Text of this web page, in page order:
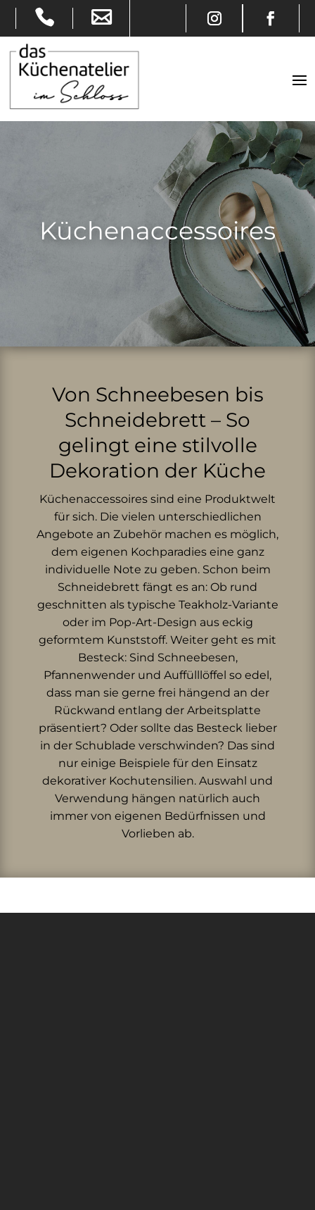
Küchenaccessoires
Von Schneebesen bis
Schneidebrett – So
gelingt eine stilvolle
Dekoration der Küche
Küchenaccessoires sind eine Produktwelt
für sich. Die vielen unterschiedlichen
Angebote an Zubehör machen es möglich,
dem eigenen Kochparadies eine ganz
individuelle Note zu geben. Schon beim
Schneidebrett fängt es an: Ob rund
geschnitten als typische Teakholz-Variante
oder im Pop-Art-Design aus eckig
geformtem Kunststoff. Weiter geht es mit
Besteck: Sind Schneebesen,
Pfannenwender und Auffülllöffel so edel,
dass man sie gerne frei hängend an der
Rückwand entlang der Arbeitsplatte
präsentiert? Oder sollte das Besteck lieber
in der Schublade verschwinden? Das sind
nur einige Beispiele für den Einsatz
dekorativer Kochutensilien. Auswahl und
Verwendung hängen natürlich auch
immer von eigenen Bedürfnissen und
Vorlieben ab.